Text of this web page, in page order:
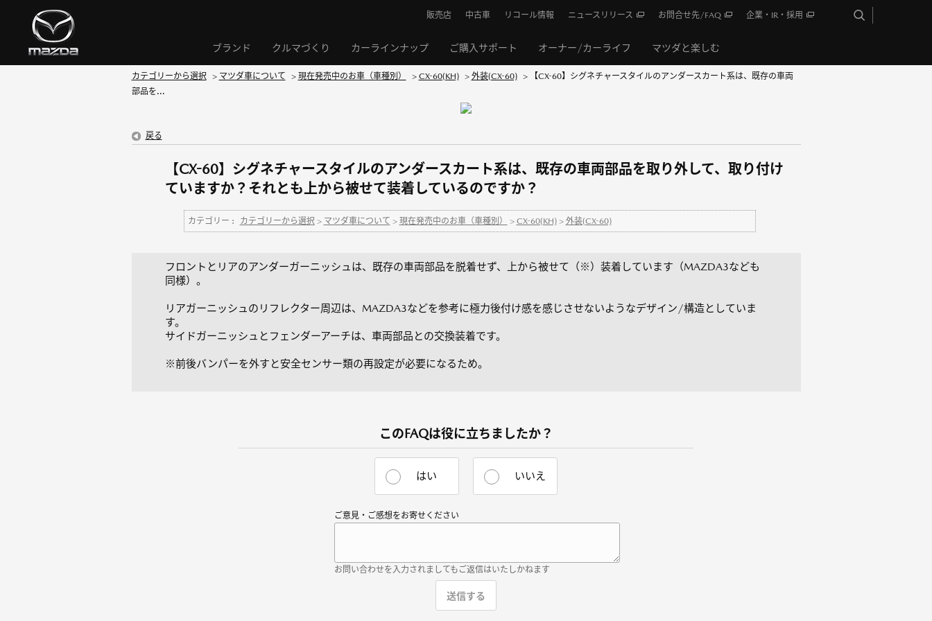
ブランド クルマづくり カーラインナップ ご購入サポート オーナー/カーライフ マツダと楽しむ
販売店 中古車 リコール情報 ニュースリリース お問合せ先/FAQ 企業・IR・採用
カテゴリーから選択 > マツダ車について > 現在発売中のお車（車種別） > CX-60(KH) > 外装(CX-60) >
【CX-60】シグネチャースタイルのアンダースカート系は、既存の車両
部品を...
戻る
【CX-60】シグネチャースタイルのアンダースカート系は、既存の車両部品を取り外して、取り付け
ていますか？それとも上から被せて装着しているのですか？
カテゴリー : カテゴリーから選択 > マツダ車について > 現在発売中のお車（車種別） > CX-60(KH)> 外装(CX-60)
フロントとリアのアンダーガーニッシュは、既存の車両部品を脱着せず、上から被せて（※）装着しています（MAZDA3なども
同様）。
リアガーニッシュのリフレクター周辺は、MAZDA3などを参考に極力後付け感を感じさせないようなデザイン/構造としていま
す。
サイドガーニッシュとフェンダーアーチは、車両部品との交換装着です。
※前後バンパーを外すと安全センサー類の再設定が必要になるため。
このFAQは役に立ちましたか？
はい いいえ
ご意見・ご感想をお寄せください
お問い合わせを入力されましてもご返信はいたしかねます